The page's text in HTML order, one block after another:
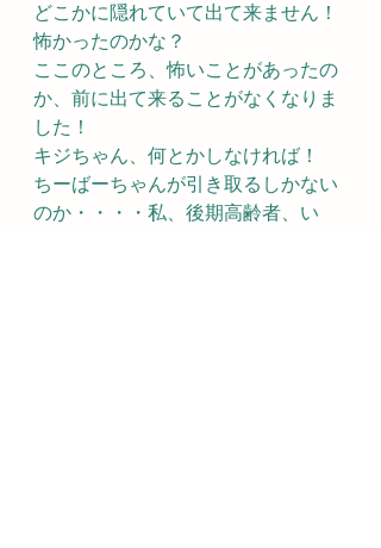
どこかに隠れていて出て来ません！
怖かったのかな？
ここのところ、怖いことがあったの
か、前に出て来ることがなくなりま
した！
キジちゃん、何とかしなければ！
ちーばーちゃんが引き取るしかない
のか・・・・私、後期高齢者、い